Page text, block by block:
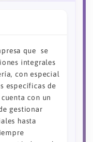
que se
integrales
con especial
específicas de
con un
gestionar
hasta